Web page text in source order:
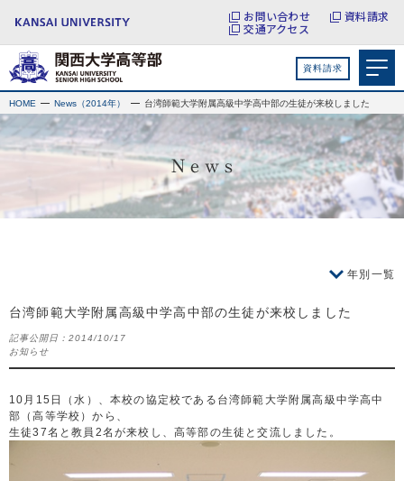
お問い合わせ
資料請求
交通アクセス
資料請求
HOME News（2014年） 台湾師範大学附属高級中学高中部の生徒が来校しました
年別一覧
台湾師範大学附属高級中学高中部の生徒が来校しました
記事公開日： 2014/10/17
お知らせ
10月15日（水）、本校の協定校である台湾師範大学附属高級中学高中
部（高等学校）から、
生徒37名と教員2名が来校し、高等部の生徒と交流しました。